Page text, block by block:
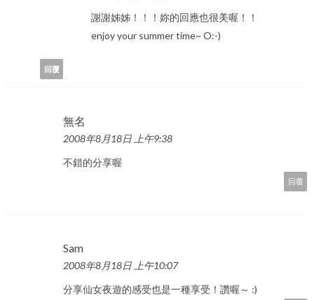
謝謝姊姊！！！妳的回應也很美喔！！
enjoy your summer time~ O:-)
回覆
無名
2008年8月18日 上午9:38
不錯的分享喔
回覆
Sam
2008年8月18日 上午10:07
分享仙女夜遊的感受也是一種享受！讚喔～ :)